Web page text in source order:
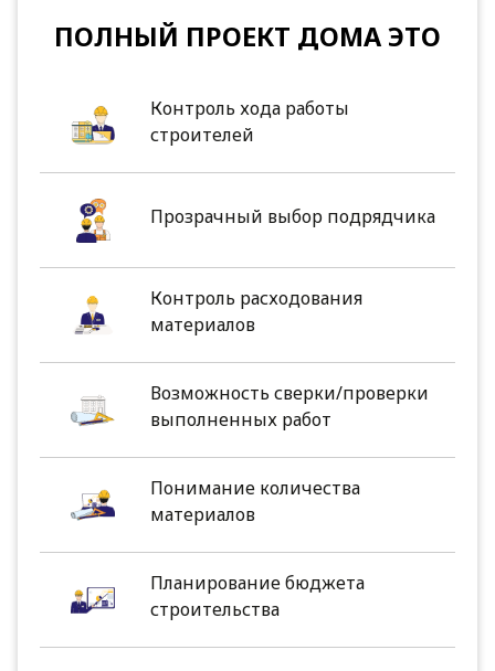
ПОЛНЫЙ ПРОЕКТ ДОМА ЭТО
Контроль хода работы
строителей
Прозрачный выбор подрядчика
Контроль расходования
материалов
Возможность сверки/проверки
выполненных работ
Понимание количества
материалов
Планирование бюджета
строительства